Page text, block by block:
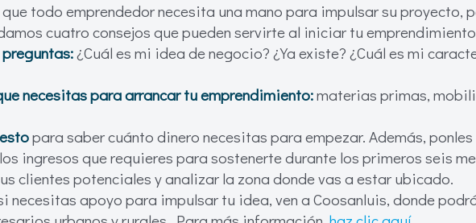
que todo emprendedor necesita una mano para impulsar su
cuatro consejos que pueden servirte al iniciar tu
¿Cuál es mi idea de negocio? ¿Ya existe? ¿Cuál es mi
necesitas para arrancar tu emprendimiento:materias primas,
para saber cuánto dinero necesitas para empezar. Además,
ingresos que requieres para sostenerte durante los primeros seis
clientes potenciales y analizar la zona donde vas a estar ubicado.
necesitas apoyo para impulsar tu idea, ven a Coosanluis, donde